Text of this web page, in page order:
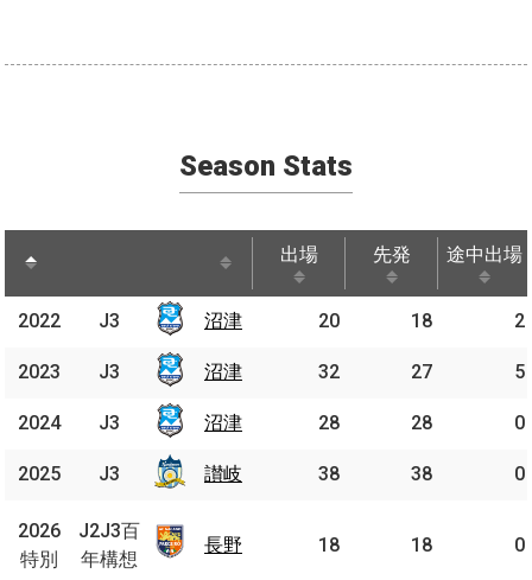
Season Stats
出場 先発 途中出場
途中出場
2022 沼津 20 18 2
2023 沼津 32 27 5
2024 沼津 28 28 0
2025 讃岐 38 38 0
2026
特別
百年
構想
長野 18 18 0
2022 J3 沼津
2023 J3 沼津
2024 J3 沼津
2025 J3 讃岐
2026
特別
J2J3百
年構想
長野